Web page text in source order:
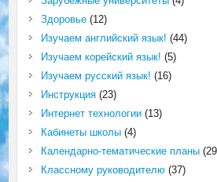
Здоровье(12)
Изучаем английский язык! (44)
Изучаем корейский язык! (5)
Изучаем русский язык! (16)
Инструкция(23)
Интернет технологии(13)
Кабинеты школы(4)
Календарно-тематические планы
Классному руководителю(37)